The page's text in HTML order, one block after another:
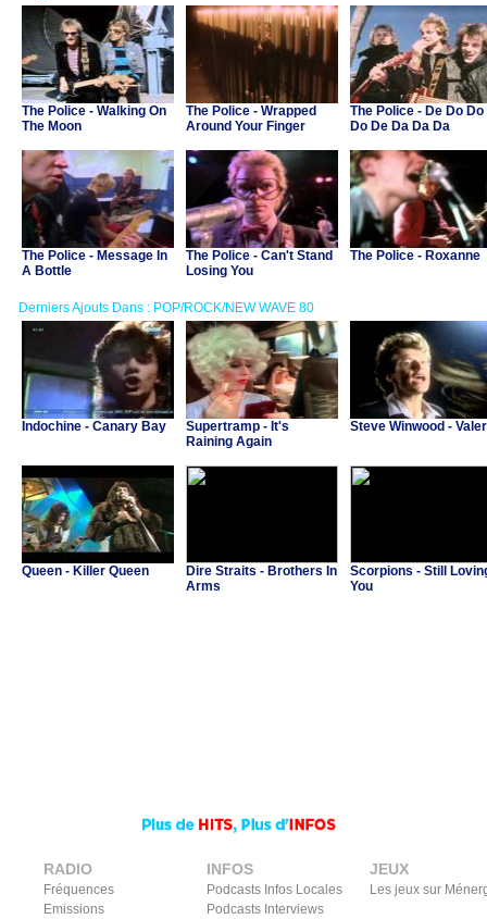
The Police - Walking On
The Moon
The Police - Wrapped
Around Your Finger
The Police - De Do Do
Do De Da Da Da
The Police - Message In
A Bottle
The Police - Can't Stand
Losing You
The Police - Roxanne
Derniers Ajouts Dans : POP/ROCK/NEW WAVE 80
Indochine - Canary Bay
Supertramp - It's
Raining Again
Steve Winwood -
Queen - Killer Queen
Dire Straits - Brothers In
Arms
Scorpions - Still
You
RADIO
Fréquences
Emissions
INFOS
Podcasts Infos Locales
Podcasts Interviews
JEUX
Les jeux sur